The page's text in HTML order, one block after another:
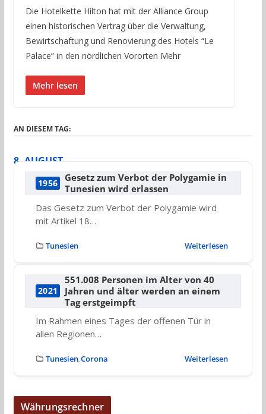
Die Hotelkette Hilton hat mit der Alliance Group
einen historischen Vertrag über die Verwaltung,
Bewirtschaftung und Renovierung des Hotels “Le
Palace” in den nördlichen Vororten Mehr
Mehr lesen
AN DIESEM TAG:
8. AUGUST
1956
Gesetz zum Verbot der Polygamie in
Tunesien wird erlassen
Das Gesetz zum Verbot der Polygamie wird
mit Artikel 18…
Tunesien Weiterlesen
2021
551.008 Personen im Alter von 40
Jahren und älter werden an einem
Tag erstgeimpft
Im Rahmen eines Tages der offenen Tür in
allen Regionen…
Tunesien, Corona Weiterlesen
Währungsrechner